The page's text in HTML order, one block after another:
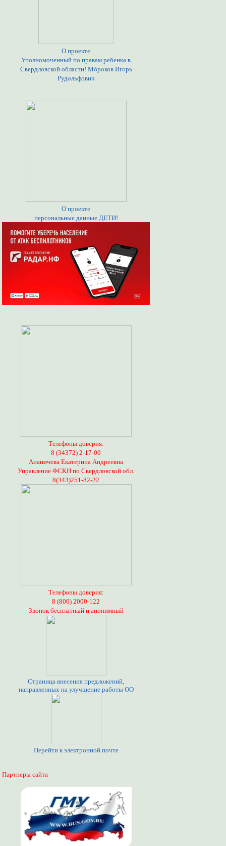
О проекте
Уполномоченный по правам ребенка в
Свердловской области! Мóроков Игорь
Рудольфович
О проекте
персональные данные ДЕТИ!
Телефоны доверия:
8 (34372) 2-17-00
Ананичева Екатерина Андреевна
Управление ФСКН по Свердловской обл.
8(343)251-82-22
Телефоны доверия:
8 (800) 2000-122
Звонок бесплатный и анонимный
Страница внесения предложений,
направленных на улучшение работы ОО
Перейти к электронной почте
Партнеры сайта